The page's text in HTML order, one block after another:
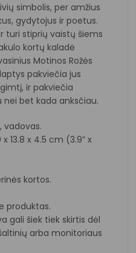
simbolis, per amžius
gydytojus ir poetus.
turi stiprių vaistų šiems
kortų kaladė
Motinos Rožės
pakviečia jus
ir pakviečia
nei bet kada anksčiau.
vadovas.
13.8 x 4.5 cm (3.9” x
kortos.
produktas.
gali šiek tiek skirtis dėl
arba monitoriaus